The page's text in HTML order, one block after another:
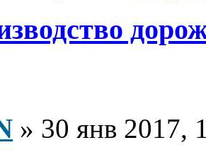
» 30 янв 2017,